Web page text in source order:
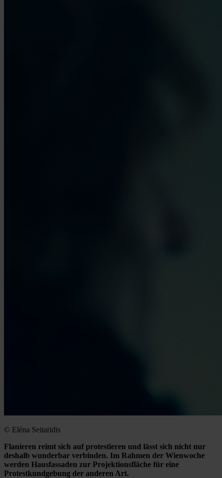
© Eléna Seitaridis
Flanieren reimt sich auf protestieren und lässt sich nicht nur
deshalb wunderbar verbinden. Im Rahmen der Wienwoche
werden Hausfassaden zur Projektionsfläche für eine
Protestkundgebung der anderen Art.